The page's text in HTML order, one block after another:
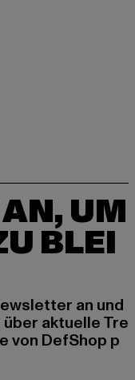
UM
BLEI
an und
aktuelle Tre
von DefShop p